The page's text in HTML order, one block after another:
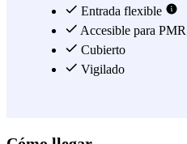
Entrada flexible
Accesible para PMR
Cubierto
Vigilado